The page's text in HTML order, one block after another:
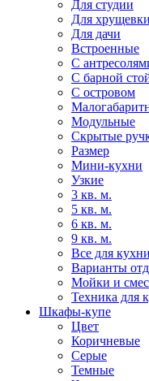
Для студии
Для хрущевки
Для дачи
Встроенные
С
С барной
С островом
Модульные
Скрытые
Размер
Мини-кухни
Узкие
3 кв. м.
5 кв. м.
6 кв. м.
9 кв. м.
Все для кухни
Варианты
Мойки и
Техника для
Шкафы-купе
Цвет
Коричневые
Серые
Темные